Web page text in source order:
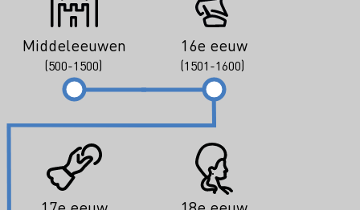
Middeleeuwen
(500-1500)
16e eeuw
(1501-1600)